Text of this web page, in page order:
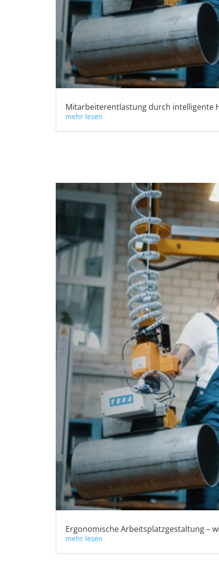
Mitarbeiterentlastung durch intelligente
mehr lesen
Ergonomische Arbeitsplatzgestaltung –
mehr lesen